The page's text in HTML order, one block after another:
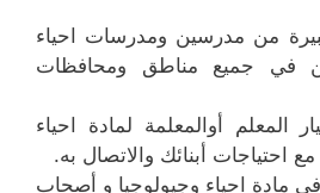
من مدرسين ومدرسات احياء
في جميع مناطق ومحافظات
المعلم أوالمعلمة لمادة احياء
احتياجات أبنائك والاتصال به.
احياء وجيولوجيا و أصحاب